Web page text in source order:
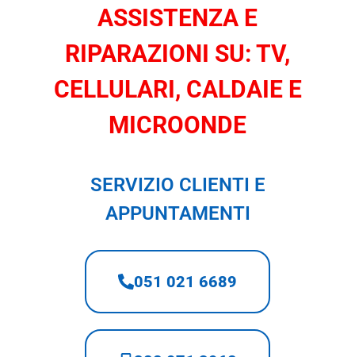
ASSISTENZA E
RIPARAZIONI SU: TV,
CELLULARI, CALDAIE E
MICROONDE
SERVIZIO CLIENTI E
APPUNTAMENTI
051 021 6689